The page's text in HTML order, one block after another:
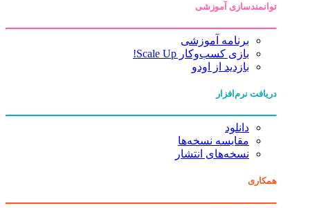
توانمندسازی آموزشی
برنامه آموزشی
بازی کسب‌وکار Scale Up!
بازدید از اودو
دریافت نرم‌افزار
دانلود
مقایسه نسخه‌ها
نسخه‌های انتشار
همکاری